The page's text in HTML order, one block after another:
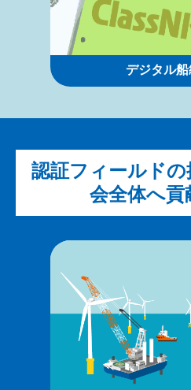
デジタル船
認証フィールド
会全体へ貢